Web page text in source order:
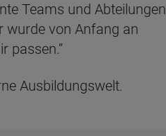
Teams und Abteilungen
wurde von Anfang an
passen.“
Ausbildungswelt.